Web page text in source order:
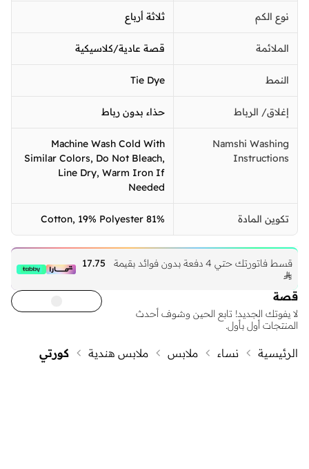
نوع الكم ثلاثة أرباع
الملائمة قصة عادية/كلاسيكية
النمط Tie Dye
إغلاق/ الرباط حذاء بدون رباط
Namshi Washing
Instructions
Machine Wash Cold With
Similar Colors, Do Not Bleach,
Line Dry, Warm Iron If
Needed
تكوين المادة 81% Cotton, 19% Polyester
قسط فاتورتك حتي 4 دفعة بدون فوائد بقيمة
17.75

قصة
لا يفوتك الجديد! تابع الحين وشوف أحدث
المنتجات أول بأول.
الرئيسية نساء ملابس ملابس هندية كورتي